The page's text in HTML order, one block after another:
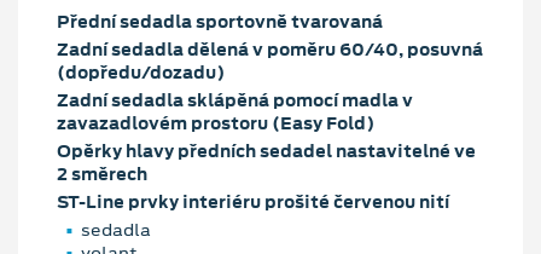
Přední sedadla sportovně tvarovaná
Zadní sedadla dělená v poměru 60/40, posuvná
(dopředu/dozadu)
Zadní sedadla sklápěná pomocí madla v
zavazadlovém prostoru (Easy Fold)
Opěrky hlavy předních sedadel nastavitelné ve
2 směrech
ST-Line prvky interiéru prošité červenou nití
sedadla